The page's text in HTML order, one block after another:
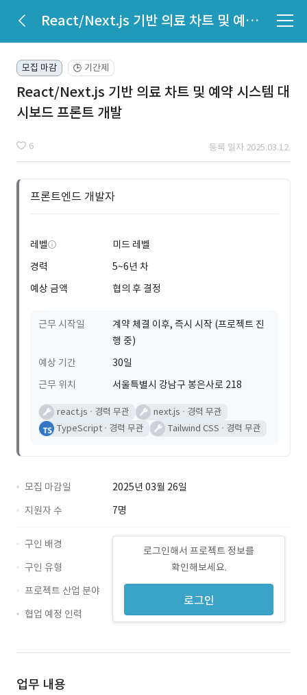
React/Next.js 기반 의료 차트 및 예약 시스템 대시보드 프론트 개발
모집 마감 🕒 기간제
React/Next.js 기반 의료 차트 및 예약 시스템 대
시보드 프론트 개발
6 등록 일자 2025.03.12.
프론트엔드 개발자
레벨
미드 레벨
경력
5~6년 차
예상 금액
협의 후 결정
근무 시작일
계약 체결 이후, 즉시 시작 (프로젝트 진
행 중)
예상 기간
30일
근무 위치
서울특별시 강남구 봉은사로 218
react.js 경력 무관 next.js
경력 무관
TypeScript
경력 무관 Tailwind CSS 경력 무관
모집 마감일
2025년 03월 26일
지원자 수
7명
로그인해서 프로젝트 정보를
확인해보세요.
로그인
구인 배경
구인 유형
프로젝트 산업 분야
협업 예정 인력
업무 내용